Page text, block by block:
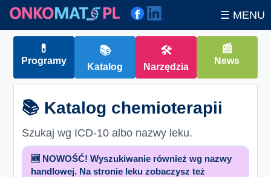
☰ MENU
💊
Programy
📚
Katalog
🛠
Narzędzia
📰
News
📚 Katalog chemioterapii
Szukaj wg ICD-10 albo nazwy leku.
🆕 NOWOŚĆ! Wyszukiwanie również wg nazwy
handlowej. Na stronie leku zobaczysz też